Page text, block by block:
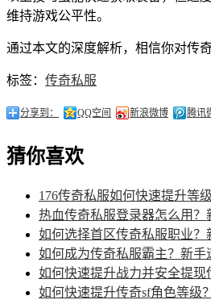
维持游戏公平性。
通过本文的深度解析，相信你对传
标签： 传奇私服
分享到： QQ空间 新浪微博 腾讯
猜你喜欢
176传奇私服如何快速提升等级
热血传奇私服登录器怎么用？
如何选择首区传奇私服职业？
如何成为传奇私服霸主？新手
如何快速提升战力并安全提现
如何快速提升传奇sf角色等级